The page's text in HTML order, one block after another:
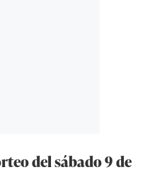
del sábado 9 de